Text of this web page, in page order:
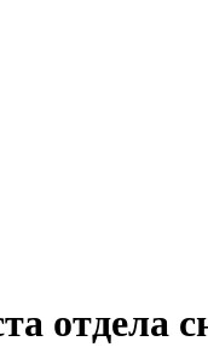
отдела